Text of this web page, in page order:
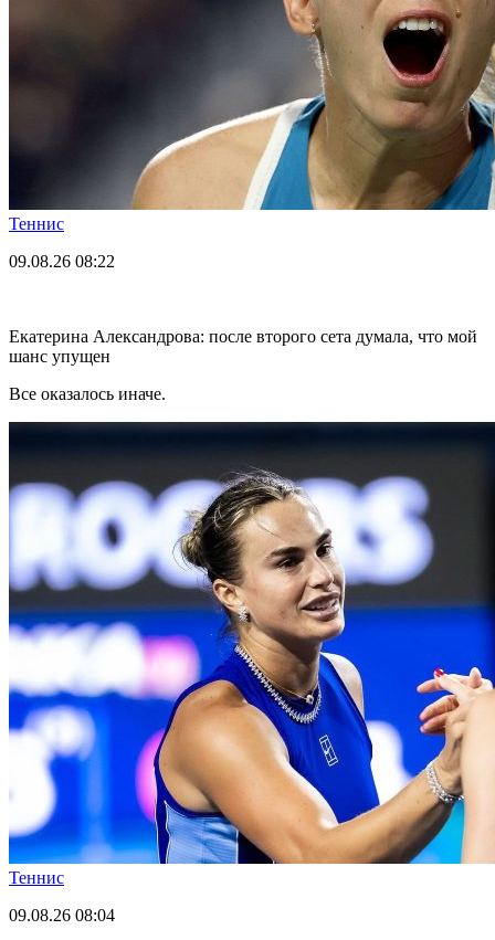
Теннис
09.08.26 08:22
Екатерина Александрова: после второго сета думала, что мой
шанс упущен
Все оказалось иначе.
Теннис
09.08.26 08:04